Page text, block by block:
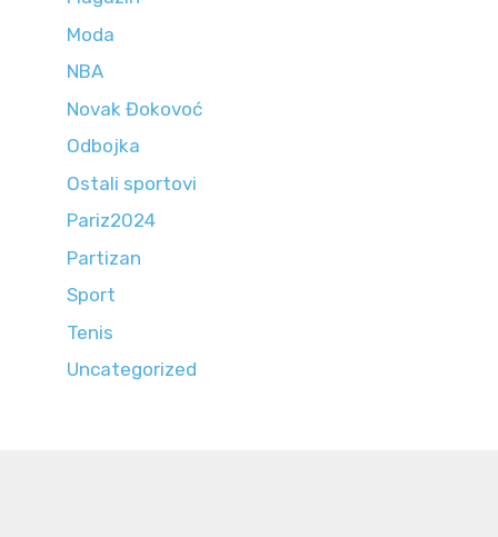
Moda
NBA
Novak Đokovoć
Odbojka
Ostali sportovi
Pariz2024
Partizan
Sport
Tenis
Uncategorized